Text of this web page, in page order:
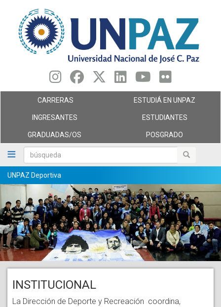
contenido
principal
búsqueda búsqueda
CARRERAS ESTUDIÁ EN UNPAZ
INGRESANTES ESTUDIANTES
GRADUADAS/OS POSGRADO
UNPAZ Deportiva
INSTITUCIONAL
La Dirección de Deporte y Recreación coordina,